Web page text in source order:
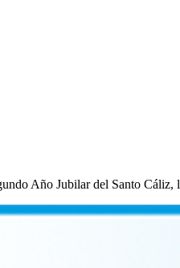
Año Jubilar del Santo